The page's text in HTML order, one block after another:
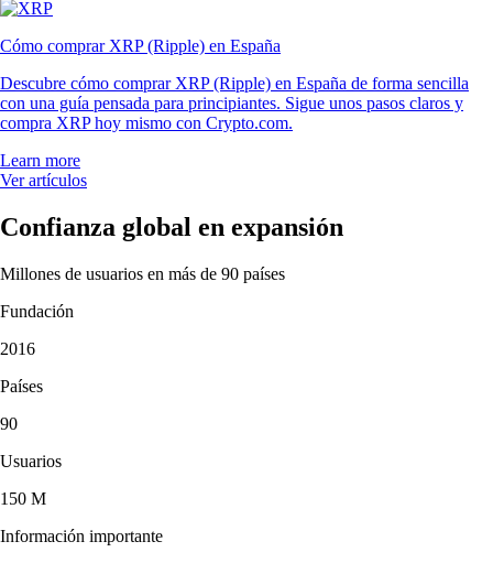
Cómo comprar XRP (Ripple) en España
Descubre cómo comprar XRP (Ripple) en España de forma sencilla
con una guía pensada para principiantes. Sigue unos pasos claros y
compra XRP hoy mismo con Crypto.com.
Learn more
Ver artículos
Confianza global en expansión
Millones de usuarios en más de 90 países
Fundación
2016
Países
90
Usuarios
150 M
Información importante